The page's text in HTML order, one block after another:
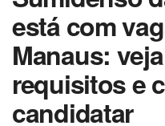
está com
Manaus:
requisitos e
candidatar